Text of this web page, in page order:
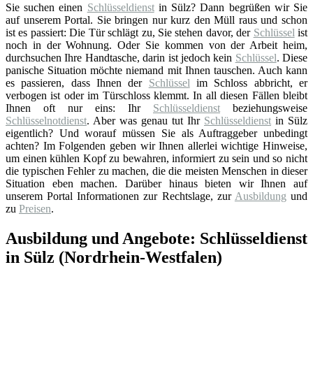
Sie suchen einen Schlüsseldienstin Sülz? Dann begrüßen wir Sie
auf unserem Portal. Sie bringen nur kurz den Müll raus und schon
ist es passiert: Die Tür schlägt zu, Sie stehen davor, der Schlüssel ist
noch in der Wohnung. Oder Sie kommen von der Arbeit heim,
durchsuchen Ihre Handtasche, darin ist jedoch kein Schlüssel. Diese
panische Situation möchte niemand mit Ihnen tauschen. Auch kann
es passieren, dass Ihnen der Schlüssel im Schloss abbricht, er
verbogen ist oder im Türschloss klemmt. In all diesen Fällen bleibt
Ihnen oft nur eins: Ihr Schlüsseldienst beziehungsweise
Schlüsselnotdienst. Aber was genau tut Ihr Schlüsseldienst in Sülz
eigentlich? Und worauf müssen Sie als Auftraggeber unbedingt
achten? Im Folgenden geben wir Ihnen allerlei wichtige Hinweise,
um einen kühlen Kopf zu bewahren, informiert zu sein und so nicht
die typischen Fehler zu machen, die die meisten Menschen in dieser
Situation eben machen. Darüber hinaus bieten wir Ihnen auf
unserem Portal Informationen zur Rechtslage, zur Ausbildung und
zu Preisen.
Ausbildung und Angebote: Schlüsseldienst
in Sülz (Nordrhein-Westfalen)